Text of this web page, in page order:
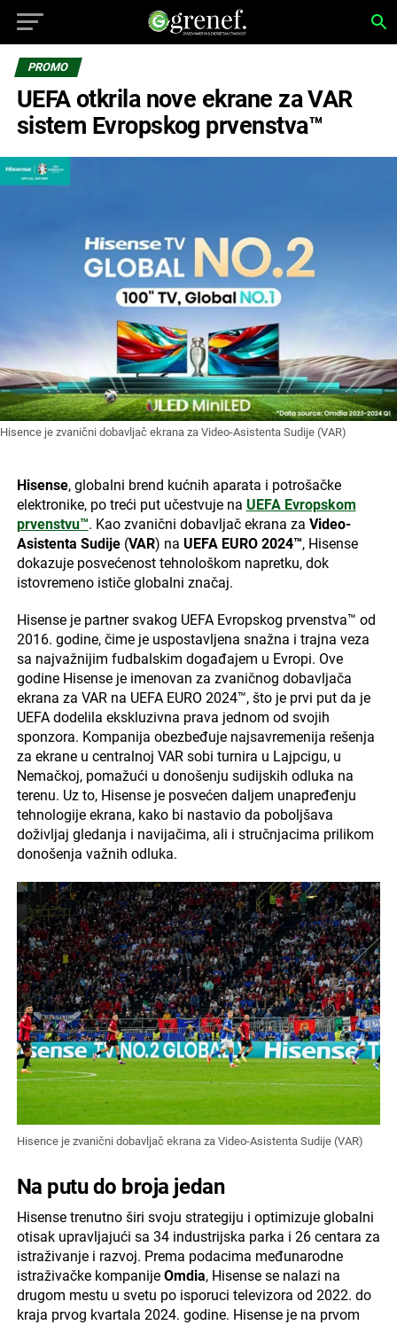
PROMO
UEFA otkrila nove ekrane za VAR
sistem Evropskog prvenstva™
Hisence je zvanični dobavljač ekrana za Video-Asistenta Sudije (VAR)
Hisense, globalni brend kućnih aparata i potrošačke
elektronike, po treći put učestvuje na UEFA Evropskom
prvenstvu™. Kao zvanični dobavljač ekrana za Video-
Asistenta Sudije(VAR) na UEFA EURO 2024™, Hisense
dokazuje posvećenost tehnološkom napretku, dok
istovremeno ističe globalni značaj.
Hisense je partner svakog UEFA Evropskog prvenstva™ od
2016. godine, čime je uspostavljena snažna i trajna veza
sa najvažnijim fudbalskim događajem u Evropi. Ove
godine Hisense je imenovan za zvaničnog dobavljača
ekrana za VAR na UEFA EURO 2024™, što je prvi put da je
UEFA dodelila ekskluzivna prava jednom od svojih
sponzora. Kompanija obezbeđuje najsavremenija rešenja
za ekrane u centralnoj VAR sobi turnira u Lajpcigu, u
Nemačkoj, pomažući u donošenju sudijskih odluka na
terenu. Uz to, Hisense je posvećen daljem unapređenju
tehnologije ekrana, kako bi nastavio da poboljšava
doživljaj gledanja i navijačima, ali i stručnjacima prilikom
donošenja važnih odluka.
Hisence je zvanični dobavljač ekrana za Video-Asistenta Sudije (VAR)
Na putu do broja jedan
Hisense trenutno širi svoju strategiju i optimizuje globalni
otisak upravljajući sa 34 industrijska parka i 26 centara za
istraživanje i razvoj. Prema podacima međunarodne
istraživačke kompanije Omdia, Hisense se nalazi na
drugom mestu u svetu po isporuci televizora od 2022. do
kraja prvog kvartala 2024. godine. Hisense je na prvom